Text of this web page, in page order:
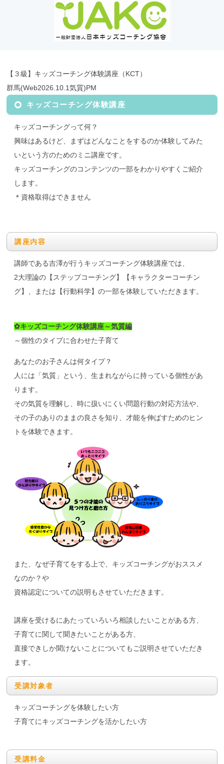
【３級】キッズコーチング体験講座（KCT）
群馬(Web2026.10.1気質)PM
キッズコーチング体験講座
キッズコーチングって何？
興味はあるけど、まずはどんなことをするのか体験してみた
いという方のためのミニ講座です。
キッズコーチングのコンテンツの一部をわかりやすくご紹介
します。
＊資格取得はできません
講座内容
講師である吉澤が行うキッズコーチング体験講座では、
2大理論の【ステップコーチング】【キャラクターコーチン
グ】、または【行動科学】の一部を体験していただきます。
✿キッズコーチング体験講座～気質編
～個性のタイプに合わせた子育て
あなたのお子さんは何タイプ？
人には「気質」という、生まれながらに持っている個性があ
ります。
その気質を理解し、時に扱いにくい問題行動の対応方法や、
その子のありのままの良さを知り、才能を伸ばすためのヒン
トを体験できます。
また、なぜ子育てをする上で、キッズコーチングがおススメ
なのか？や
資格認定についての説明もさせていただきます。
講座を受けるにあたっていろいろ相談したいことがある方、
子育てに関して聞きたいことがある方、
直接できしか聞けないことについてもご説明させていただき
ます。
受講対象者
キッズコーチングを体験したい方
子育てにキッズコーチングを活かしたい方
受講料金